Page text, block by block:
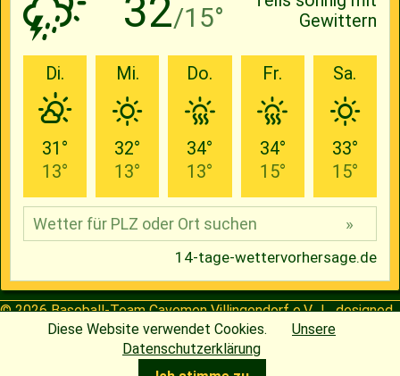
© 2026Baseball-Team Cavemen Villingendorf e.V.| designed
HenningDiese Website verwendet Cookies.
Unsere
Datenschutzerklärung